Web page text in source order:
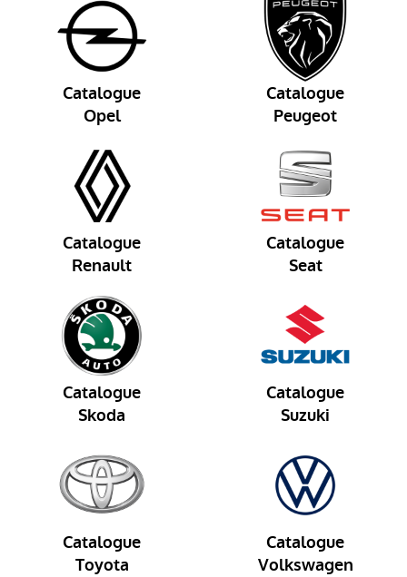
Catalogue
Opel
Catalogue
Peugeot
Catalogue
Renault
Catalogue
Seat
Catalogue
Skoda
Catalogue
Suzuki
Catalogue
Toyota
Catalogue
Volkswagen